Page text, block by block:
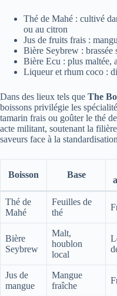
Thé de Mahé : cultivé
ou au citron
Jus de fruits frais :
Bière Seybrew : brassée
Bière Ecu : plus maltée,
Liqueur et rhum coco :
Dans des lieux tels que The
boissons privilégie les
tamarin frais ou goûter le thé
acte militant, soutenant la
saveurs face à la
Boisson Base
Thé de
Mahé
Feuilles de
thé
Bière
Seybrew
Malt,
houblon
local
Jus de
mangue
Mangue
fraîche